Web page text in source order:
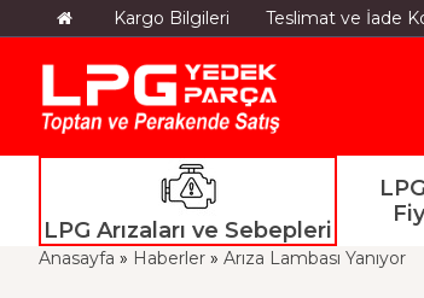
Kargo Bilgileri Teslimat ve İade
LPG Arızaları ve Sebepleri
Anasayfa » Haberler » Arıza Lambası Yanıyor